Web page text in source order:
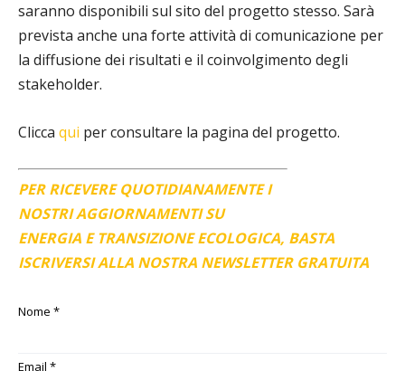
saranno disponibili sul sito del progetto stesso. Sarà
prevista anche una forte attività di comunicazione per
la diffusione dei risultati e il coinvolgimento degli
stakeholder.
Clicca qui per consultare la pagina del progetto.
PER RICEVERE QUOTIDIANAMENTE I
NOSTRI AGGIORNAMENTI SU
ENERGIA E TRANSIZIONE ECOLOGICA, BASTA
ISCRIVERSI ALLA NOSTRA NEWSLETTER GRATUITA
Nome *
Email *